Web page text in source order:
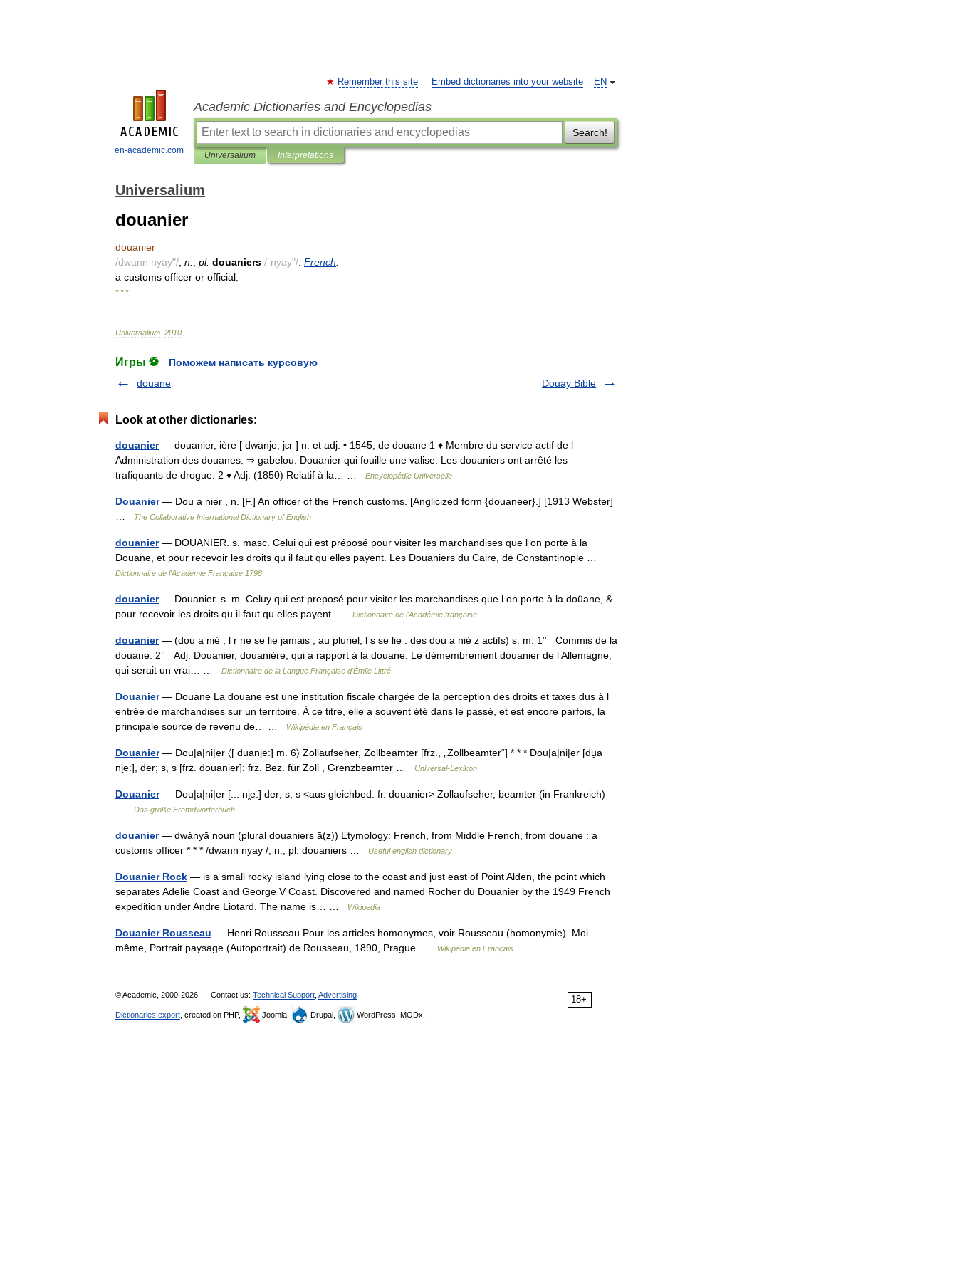
en-academic.com
EN
Remember this site Embed dictionaries into your website
Academic Dictionaries and Encyclopedias
Search!
Universalium Interpretations
Universalium
douanier
douanier
/dwann nyay"/ n pl. douaniers /-nyay"/ French
a customs officer or official
* * *
Universalium 2010
Игры ⚽
Поможем написать курсовую
douane
Douay Bible
Look at other dictionaries:
douanier— douanier, ière [ dwanje, jɛr ] n. et adj. • 1545; de douane 1 ♦ Membre du service actif de l
Administration des douanes. ⇒ gabelou. Douanier qui fouille une valise. Les douaniers ont arrêté les
trafiquants de drogue. 2 ♦ Adj. (1850) Relatif à la… …
Encyclopédie Universelle
Douanier— Dou a nier , n. [F.] An officer of the French customs. [Anglicized form {douaneer}.] [1913 Webster]
The Collaborative International Dictionary of English
douanier— DOUANIER. s. masc. Celui qui est préposé pour visiter les marchandises que l on porte à la
Douane, et pour recevoir les droits qu il faut qu elles payent. Les Douaniers du Caire, de Constantinople …
Dictionnaire de l'Académie Française 1798
douanier— Douanier. s. m. Celuy qui est preposé pour visiter les marchandises que l on porte à la doüane, &
pour recevoir les droits qu il faut qu elles payent …
Dictionnaire de l'Académie française
douanier— (dou a nié ; l r ne se lie jamais ; au pluriel, l s se lie : des dou a nié z actifs) s. m. 1° Commis de la
douane. 2° Adj. Douanier, douanière, qui a rapport à la douane. Le démembrement douanier de l Allemagne,
qui serait un vrai… …
Dictionnaire de la Langue Française d'Émile Littré
Douanier— Douane La douane est une institution fiscale chargée de la perception des droits et taxes dus à l
entrée de marchandises sur un territoire. À ce titre, elle a souvent été dans le passé, et est encore parfois, la
principale source de revenu de… …
Wikipédia en Français
Douanier— Dou|a|ni|er 〈[ duanje:] m. 6〉 Zollaufseher, Zollbeamter [frz., „Zollbeamter“] * * * Dou|a|ni|er [du̯a
ni̯e:], der; s, s [frz. douanier]: frz. Bez. für Zoll , Grenzbeamter …
Universal-Lexikon
Douanier— Dou|a|ni|er [... ni̯e:] der; s, s <aus gleichbed. fr. douanier> Zollaufseher, beamter (in Frankreich)
Das große Fremdwörterbuch
douanier— dwȧnyā noun (plural douaniers ā(z)) Etymology: French, from Middle French, from douane : a
customs officer * * * /dwann nyay /, n., pl. douaniers …
Useful english dictionary
Douanier Rock — is a small rocky island lying close to the coast and just east of Point Alden, the point which
separates Adelie Coast and George V Coast. Discovered and named Rocher du Douanier by the 1949 French
expedition under Andre Liotard. The name is… …
Wikipedia
Douanier Rousseau — Henri Rousseau Pour les articles homonymes, voir Rousseau (homonymie). Moi
même, Portrait paysage (Autoportrait) de Rousseau, 1890, Prague …
Wikipédia en Français
18+
© Academic, 2000-2026 Contact us: Technical Support Advertising
Dictionaries export , created on PHP, Joomla, Drupal, WordPress, MODx.